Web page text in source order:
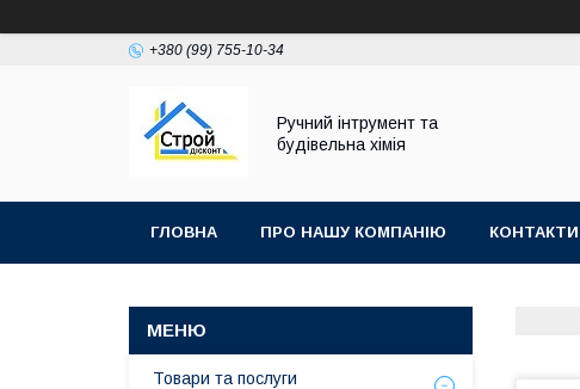
+380 (99) 755-10-34
Ручний інтрумент та
будівельна хімія
ГЛОВНА ПРО НАШУ КОМПАНІЮ КОНТАКТИ
Товари та послуги